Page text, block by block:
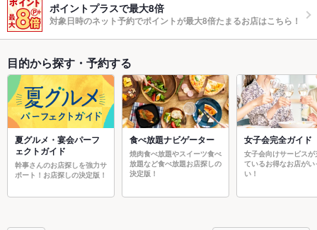
ポイントプラスで最大8倍
対象日時のネット予約でポイントが最大8倍たまるお店はこちら！
目的から探す・予約する
夏グルメ・宴会パーフ
ェクトガイド
幹事さんのお店探しを強力サ
ポート！お店探しの決定版！
食べ放題ナビゲーター
焼肉食べ放題やスイーツ食べ
放題など食べ放題お店探しの
決定版！
女子会完全ガイド
女子会向けサービスが
ているお得なお店がい
い！